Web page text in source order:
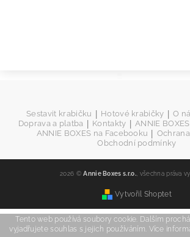
Sestavit krabičku | Hotové krabičky | O
Doprava a platba | Kontakty | ANNIE
ANNIE BOXES na Facebooku |
Obchodní podmínky
2026 ©Annie Boxes s.r.o. , všechna práva
Vytvořil Shoptet
Tento web používá soubory cookie. Dalším
vyjadřujete souhlas s jejich používáním. Více